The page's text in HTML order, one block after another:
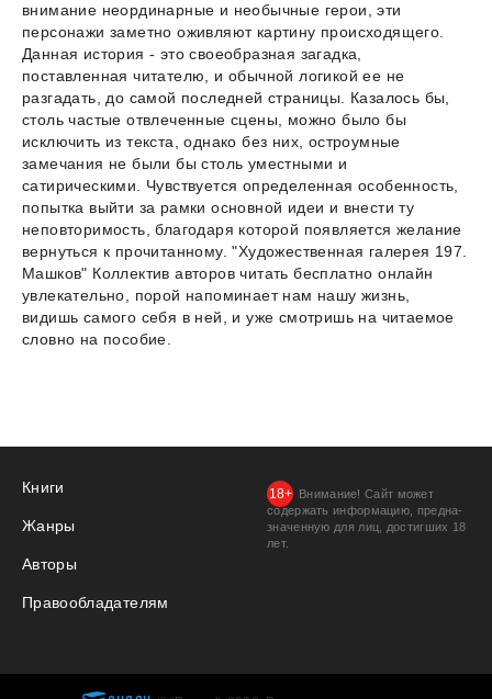
внимание неординарные и необычные герои, эти
персонажи заметно оживляют картину происходящего.
Данная история - это своеобразная загадка,
поставленная читателю, и обычной логикой ее не
разгадать, до самой последней страницы. Казалось бы,
столь частые отвлеченные сцены, можно было бы
исключить из текста, однако без них, остроумные
замечания не были бы столь уместными и
сатирическими. Чувствуется определенная особенность,
попытка выйти за рамки основной идеи и внести ту
неповторимость, благодаря которой появляется желание
вернуться к прочитанному. "Художественная галерея 197.
Машков" Коллектив авторов читать бесплатно онлайн
увлекательно, порой напоминает нам нашу жизнь,
видишь самого себя в ней, и уже смотришь на читаемое
словно на пособие.
Книги
Жанры
Авторы
Правообладателям
Внимание! Сайт может
содержать информацию, предна­
значенную для лиц, дости­гших 18
лет.